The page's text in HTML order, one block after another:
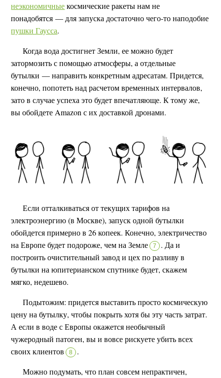
неэкономичныекосмические ракеты нам не
понадобятся — для запуска достаточно чего-то наподобие
пушки Гаусса.
Когда вода достигнет Земли, ее можно будет
затормозить с помощью атмосферы, а отдельные
бутылки — направить конкретным адресатам. Придется,
конечно, попотеть над расчетом временных интервалов,
зато в случае успеха это будет впечатляюще. К тому же,
вы обойдете Amazon с их доставкой дронами.
Если отталкиваться от текущих тарифов на
электроэнергию (в Москве), запуск одной бутылки
обойдется примерно в 26 копеек. Конечно, электричество
на Европе будет подороже, чем на Земле
7 . Да и
построить очистительный завод и цех по разливу в
бутылки на юпитерианском спутнике будет, скажем
мягко, недешево.
Подытожим: придется выставить просто космическую
цену на бутылку, чтобы покрыть хотя бы эту часть затрат.
А если в воде с Европы окажется необычный
чужеродный патоген, вы и вовсе рискуете убить всех
своих клиентов
8
.
Можно подумать, что план совсем непрактичен,